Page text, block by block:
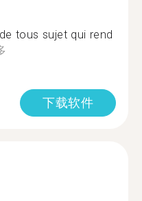
tous sujet qui rend
下载软件